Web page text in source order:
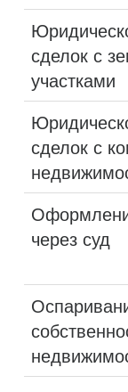
сделок с
участками
сделок с
через суд